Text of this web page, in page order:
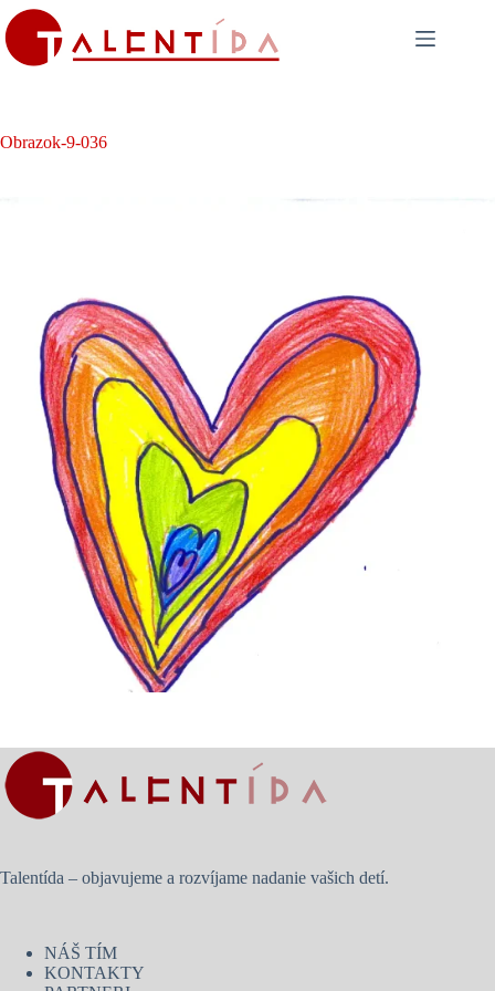
Skip
to
content
Obrazok-9-036
Talentída – objavujeme a rozvíjame nadanie vašich detí.
NÁŠ TÍM
KONTAKTY